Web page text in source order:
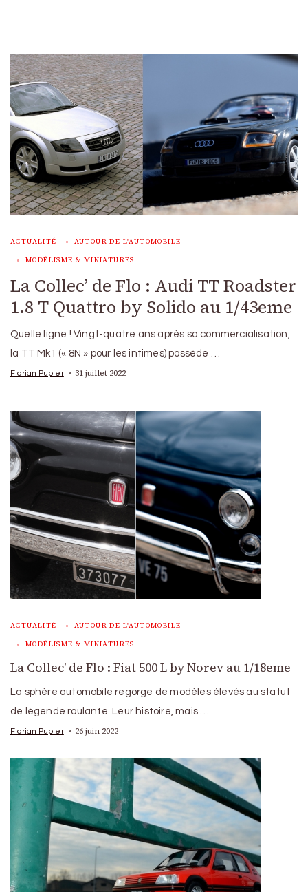
ACTUALITÉ AUTOUR DE L'AUTOMOBILE
MODÉLISME & MINIATURES
La Collec’ de Flo : Audi TT Roadster
1.8 T Quattro by Solido au 1/43eme
Quelle ligne ! Vingt-quatre ans après sa commercialisation,
la TT Mk1 (« 8N » pour les intimes) possède …
Florian Pupier 31 juillet 2022
ACTUALITÉ AUTOUR DE L'AUTOMOBILE
MODÉLISME & MINIATURES
La Collec’ de Flo : Fiat 500 L by Norev au 1/18eme
La sphère automobile regorge de modèles élevés au statut
de légende roulante. Leur histoire, mais …
Florian Pupier 26 juin 2022